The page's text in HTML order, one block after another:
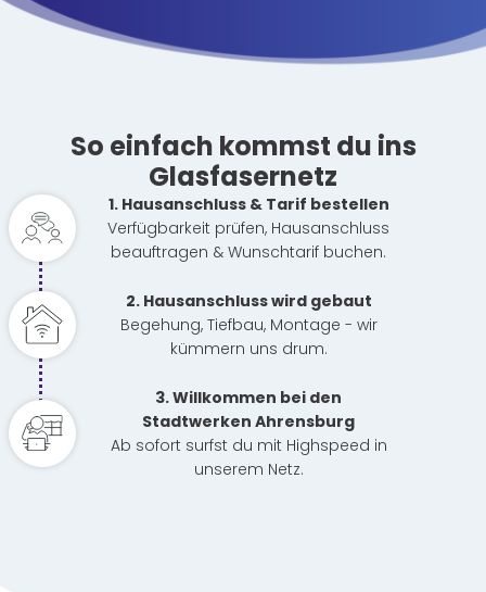
So einfach kommst du ins
Glasfasernetz
1. Hausanschluss & Tarif bestellen
Verfügbarkeit prüfen, Hausanschluss
beauftragen & Wunschtarif buchen.
2. Hausanschluss wird gebaut
Begehung, Tiefbau, Montage - wir
kümmern uns drum.
3. Willkommen bei den
Stadtwerken Ahrensburg
Ab sofort surfst du mit Highspeed in
unserem Netz.